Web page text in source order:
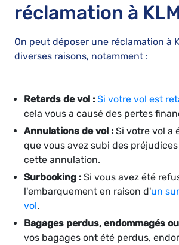
réclamation à
On peut déposer une réclamation à
diverses raisons, notamment :
Retards de vol : Si votre vol est
cela vous a causé des pertes
Annulations de vol : Si votre vol a
que vous avez subi des
cette annulation.
Surbooking : Si vous avez été
l'embarquement en raison d'un
vol.
Bagages perdus, endommagés
vos bagages ont été perdus,